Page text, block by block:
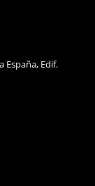
España, Edif.